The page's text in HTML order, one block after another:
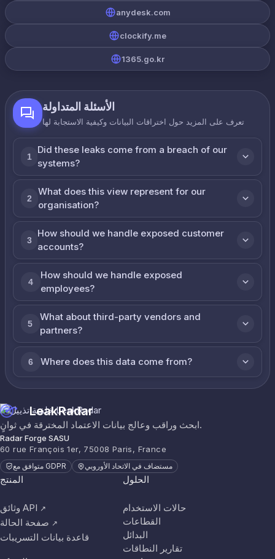
anydesk.com
clockify.me
1365.go.kr
الأسئلة المتداولة
تعرف على المزيد حول اختراقات البيانات وكيفية الاستجابة لها
1
Did these leaks come from a breach of our
systems?
2
What does this view represent for our
organisation?
3
How should we handle exposed customer
accounts?
4
How should we handle exposed
employees?
5
What about third-party vendors and
partners?
6 Where does this data come from?
LeakRadar
ابحث وراقب وعالج بيانات الاعتماد المخترقة في ثوانٍ.
Radar Forge SASU
60 rue François 1er, 75008 Paris, France
متوافق مع GDPR مستضاف في الاتحاد الأوروبي
المنتج
وثائق API ↗
صفحة الحالة ↗
قاعدة بيانات التسريبات
الحلول
حالات الاستخدام
القطاعات
البدائل
تقارير النطاقات